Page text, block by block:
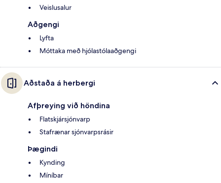
Veislusalur
Aðgengi
Lyfta
Móttaka með hjólastólaaðgengi
Aðstaða á herbergi
Afþreying við höndina
Flatskjársjónvarp
Stafrænar sjónvarpsrásir
Þægindi
Kynding
Míníbar